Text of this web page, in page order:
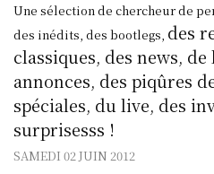
Une sélection de chercheur de
des inédits, des bootlegs, des
classiques, des news, de
annonces, des piqûres
spéciales, du live, des
surprisesss !
SAMEDI 02 JUIN 2012